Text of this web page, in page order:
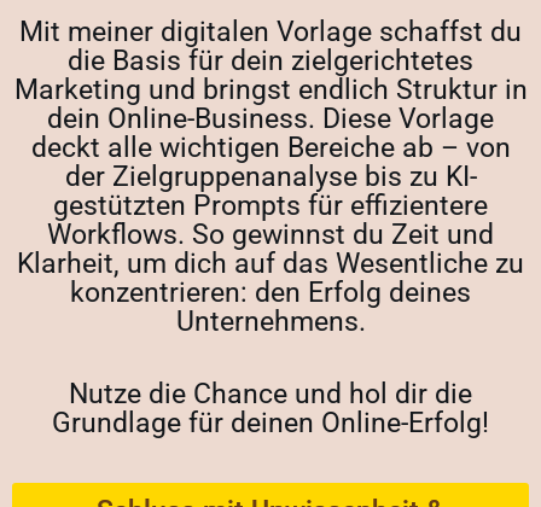
Mit meiner digitalen Vorlage schaffst du
die Basis für dein zielgerichtetes
Marketing und bringst endlich Struktur in
dein Online-Business. Diese Vorlage
deckt alle wichtigen Bereiche ab – von
der Zielgruppenanalyse bis zu KI-
gestützten Prompts für effizientere
Workflows. So gewinnst du Zeit und
Klarheit, um dich auf das Wesentliche zu
konzentrieren: den Erfolg deines
Unternehmens.
Nutze die Chance und hol dir die
Grundlage für deinen Online-Erfolg!